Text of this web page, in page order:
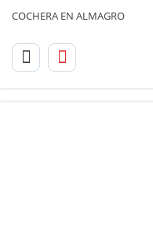
COCHERA EN ALMAGRO